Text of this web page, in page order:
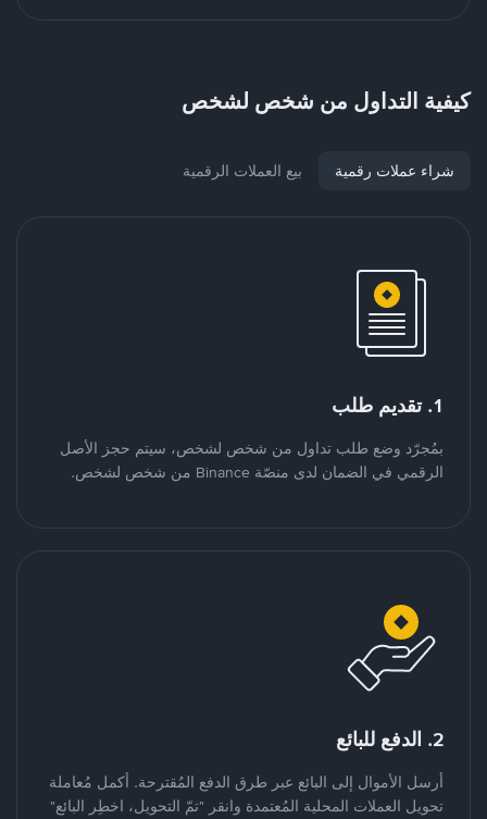
كيفية التداول من شخص لشخص
شراء عملات رقمية بيع العملات الرقمية
1. تقديم طلب
بمُجرّد وضع طلب تداول من شخص لشخص، سيتم حجز الأصل
الرقمي في الضمان لدى منصّة Binance من شخص لشخص.
2. الدفع للبائع
أرسل الأموال إلى البائع عبر طرق الدفع المُقترحة. أكمل مُعاملة
تحويل العملات المحلية المُعتمدة وانقر "تمّ التحويل، اخطِر البائع"